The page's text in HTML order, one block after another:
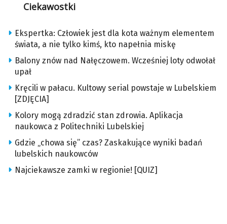
Ciekawostki
Ekspertka: Człowiek jest dla kota ważnym elementem
świata, a nie tylko kimś, kto napełnia miskę
Balony znów nad Nałęczowem. Wcześniej loty odwołał
upał
Kręcili w pałacu. Kultowy serial powstaje w Lubelskiem
[ZDJĘCIA]
Kolory mogą zdradzić stan zdrowia. Aplikacja
naukowca z Politechniki Lubelskiej
Gdzie „chowa się” czas? Zaskakujące wyniki badań
lubelskich naukowców
Najciekawsze zamki w regionie! [QUIZ]